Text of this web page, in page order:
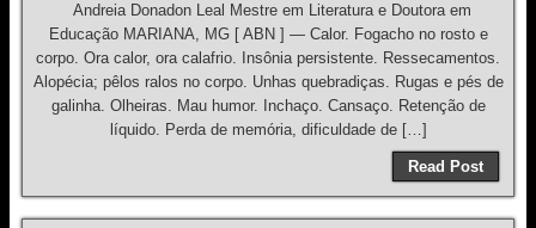
Andreia Donadon Leal Mestre em Literatura e Doutora em
Educação MARIANA, MG [ ABN ] — Calor. Fogacho no rosto e
corpo. Ora calor, ora calafrio. Insônia persistente. Ressecamentos.
Alopécia; pêlos ralos no corpo. Unhas quebradiças. Rugas e pés de
galinha. Olheiras. Mau humor. Inchaço. Cansaço. Retenção de
líquido. Perda de memória, dificuldade de […]
Read Post